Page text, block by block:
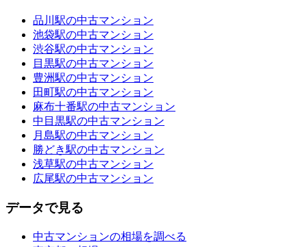
品川駅の中古マンション
池袋駅の中古マンション
渋谷駅の中古マンション
目黒駅の中古マンション
豊洲駅の中古マンション
田町駅の中古マンション
麻布十番駅の中古マンション
中目黒駅の中古マンション
月島駅の中古マンション
勝どき駅の中古マンション
浅草駅の中古マンション
広尾駅の中古マンション
データで見る
中古マンションの相場を調べる